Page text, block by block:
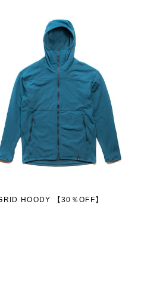
HOODY 【30％OFF】